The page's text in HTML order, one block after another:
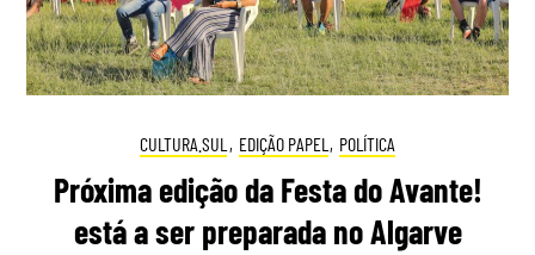
CULTURA.SUL , EDIÇÃO PAPEL , POLÍTICA
Próxima edição da Festa do Avante!
está a ser preparada no Algarve